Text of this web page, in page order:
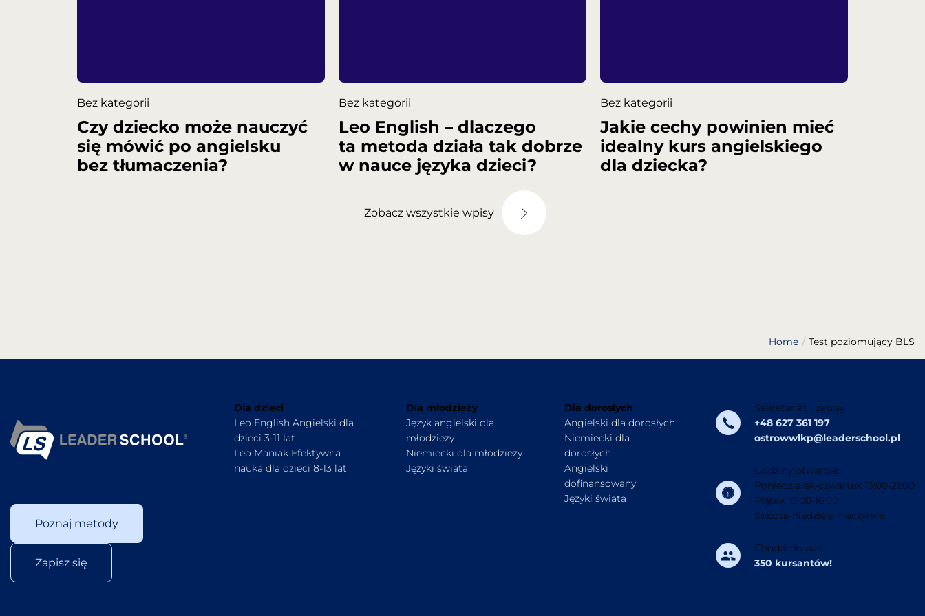
Bez kategorii
Czy dziecko może nauczyć
się mówić po angielsku
bez tłumaczenia?
Bez kategorii
Leo English – dlaczego
ta metoda działa tak dobrze
w nauce języka dzieci?
Bez kategorii
Jakie cechy powinien mieć
idealny kurs angielskiego
dla dziecka?
Zobacz wszystkie wpisy
Home Test poziomujący BLS
Poznaj metody
Zapisz się
Dla dzieci
Leo English Angielski dla
dzieci 3-11 lat
Leo Maniak Efektywna
nauka dla dzieci 8-13 lat
Dla młodzieży
Język angielski dla
młodzieży
Niemiecki dla młodzieży
Języki świata
Dla dorosłych
Angielski dla dorosłych
Niemiecki dla
dorosłych
Angielski
dofinansowany
Języki świata
Sekretariat i zapisy
+48 627 361 197
ostrowwlkp@leaderschool.pl
Godziny otwarcia:
Poniedziałek-czwartek 13:00-21:00
Piątek 10:00-16:00
Sobota-niedziela nieczynne
Chodzi do nas:
350 kursantów!